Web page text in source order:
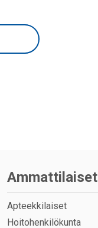
Ammattilaiset
Apteekkilaiset
Hoitohenkilökunta